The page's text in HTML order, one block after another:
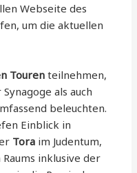
Webseite des
um die aktuellen
Touren teilnehmen,
als auch
beleuchten.
Einblick in
Tora im Judentum,
inklusive der